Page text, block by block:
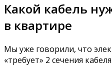
Какой кабель
в квартире
Мы уже говорили, что
«требует» 2 сечения кабеля.